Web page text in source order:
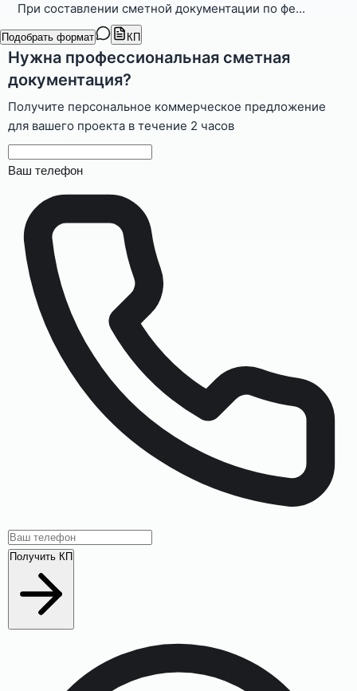
При составлении сметной документации по фе...
Подобрать формат КП
Нужна профессиональная сметная
документация?
Получите персональное коммерческое предложение
для вашего проекта в течение 2 часов
Ваш телефон
Получить КП